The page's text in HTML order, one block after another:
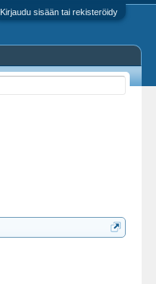
Kirjaudu sisään tai rekisteröidy